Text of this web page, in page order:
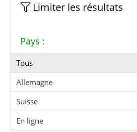
Limiter les résultats
Pays :
Tous
Allemagne
Suisse
En ligne